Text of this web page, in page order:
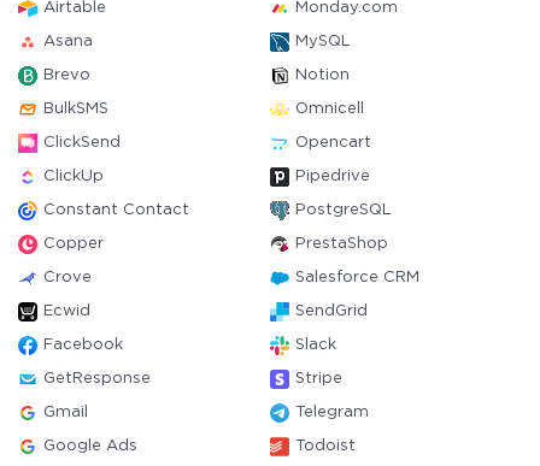
Airtable Monday.com
Asana MySQL
Brevo Notion
BulkSMS Omnicell
ClickSend Opencart
ClickUp Pipedrive
Constant Contact PostgreSQL
Copper PrestaShop
Crove Salesforce CRM
Ecwid SendGrid
Facebook Slack
GetResponse Stripe
Gmail Telegram
Google Ads Todoist